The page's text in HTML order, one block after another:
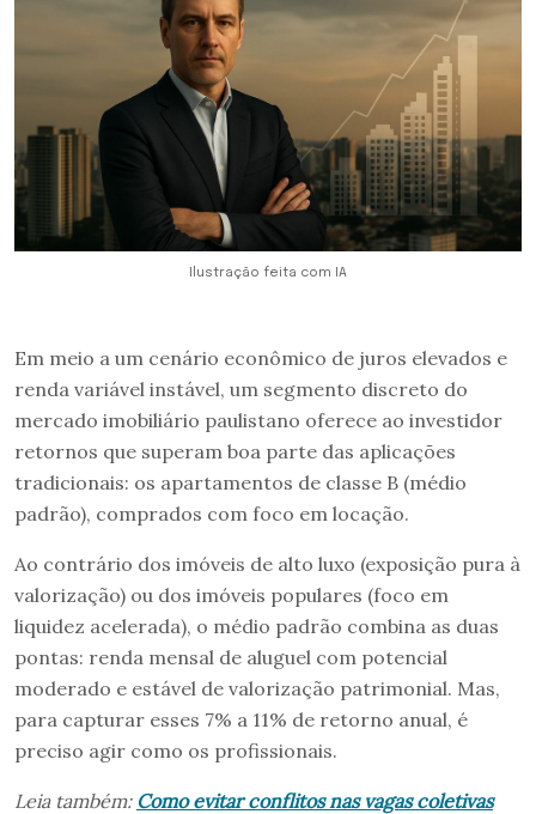
Ilustração feita com IA
Em meio a um cenário econômico de juros elevados e
renda variável instável, um segmento discreto do
mercado imobiliário paulistano oferece ao investidor
retornos que superam boa parte das aplicações
tradicionais: os apartamentos de classe B (médio
padrão), comprados com foco em locação.
Ao contrário dos imóveis de alto luxo (exposição pura à
valorização) ou dos imóveis populares (foco em
liquidez acelerada), o médio padrão combina as duas
pontas: renda mensal de aluguel com potencial
moderado e estável de valorização patrimonial. Mas,
para capturar esses 7% a 11% de retorno anual, é
preciso agir como os profissionais.
Leia também: Como evitar conflitos nas vagas coletivas